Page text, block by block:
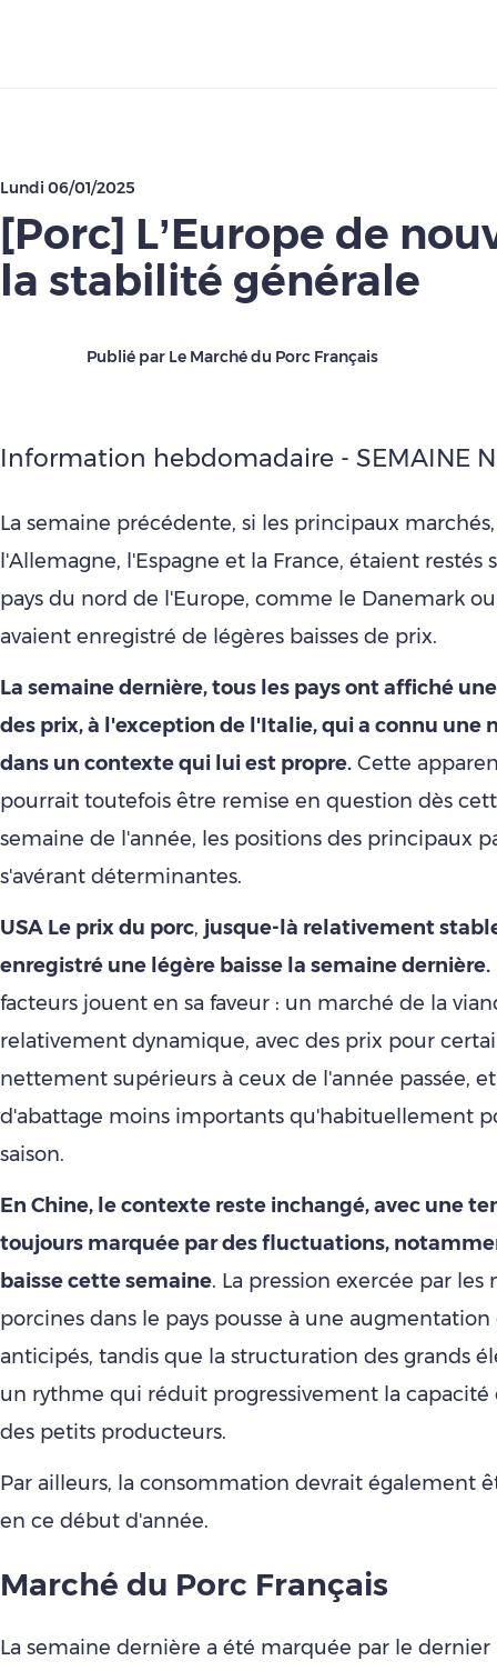
Lundi 06/01/2025
[Porc] L’Europe de
la stabilité générale
Publié par Le Marché du Porc Français
Information hebdomadaire - SEMAINE
La semaine précédente, si les principaux marchés,
l'Allemagne, l'Espagne et la France, étaient restés
pays du nord de l'Europe, comme le Danemark ou
avaient enregistré de légères baisses de prix.
La semaine dernière, tous les pays ont affiché
des prix, à l'exception de l'Italie, qui a connu une
dans un contexte qui lui est propre. Cette
pourrait toutefois être remise en question dès
semaine de l'année, les positions des principaux
s'avérant déterminantes.
USA Le prix du porc, jusque-là relativement
enregistré une légère baisse la semaine dernière.
facteurs jouent en sa faveur : un marché de la
relativement dynamique, avec des prix pour
nettement supérieurs à ceux de l'année passée,
d'abattage moins importants qu'habituellement
saison.
En Chine, le contexte reste inchangé, avec une
toujours marquée par des fluctuations,
baisse cette semaine. La pression exercée par les
porcines dans le pays pousse à une augmentation
anticipés, tandis que la structuration des grands
un rythme qui réduit progressivement la
des petits producteurs.
Par ailleurs, la consommation devrait également
en ce début d'année.
Marché du Porc Français
La semaine dernière a été marquée par le